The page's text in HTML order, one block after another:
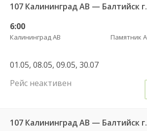
107 Калининград АВ — Балтийск г.
6:00
Калининград АВ
01.05, 08.05, 09.05, 30.07
Рейс неактивен
107 Калининград АВ — Балтийск г.